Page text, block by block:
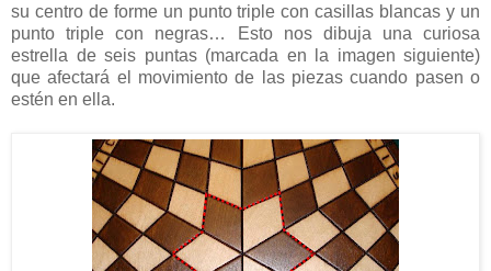
su centro de forme un punto triple con casillas blancas y un
punto triple con negras… Esto nos dibuja una curiosa
estrella de seis puntas (marcada en la imagen siguiente)
que afectará el movimiento de las piezas cuando pasen o
estén en ella.